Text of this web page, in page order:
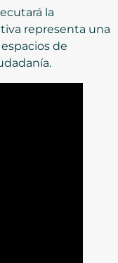
la
representa una
de